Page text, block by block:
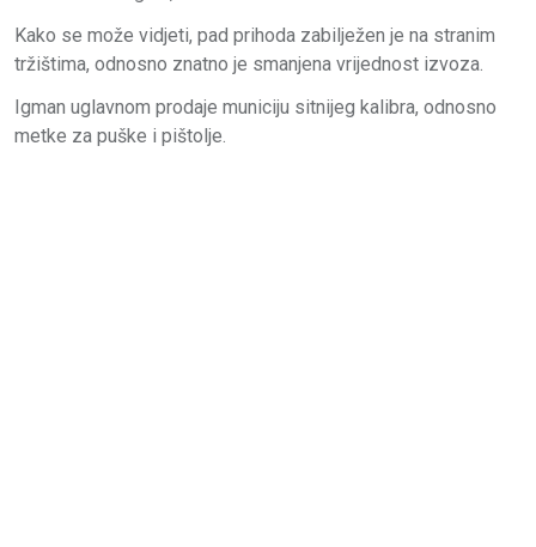
Kako se može vidjeti, pad prihoda zabilježen je na stranim
tržištima, odnosno znatno je smanjena vrijednost izvoza.
Igman uglavnom prodaje municiju sitnijeg kalibra, odnosno
metke za puške i pištolje.